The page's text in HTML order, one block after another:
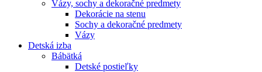
Vázy, sochy a dekoračné predmety
Dekorácie na stenu
Sochy a dekoračné predmety
Vázy
Detská izba
Bábätká
Detské postieľky